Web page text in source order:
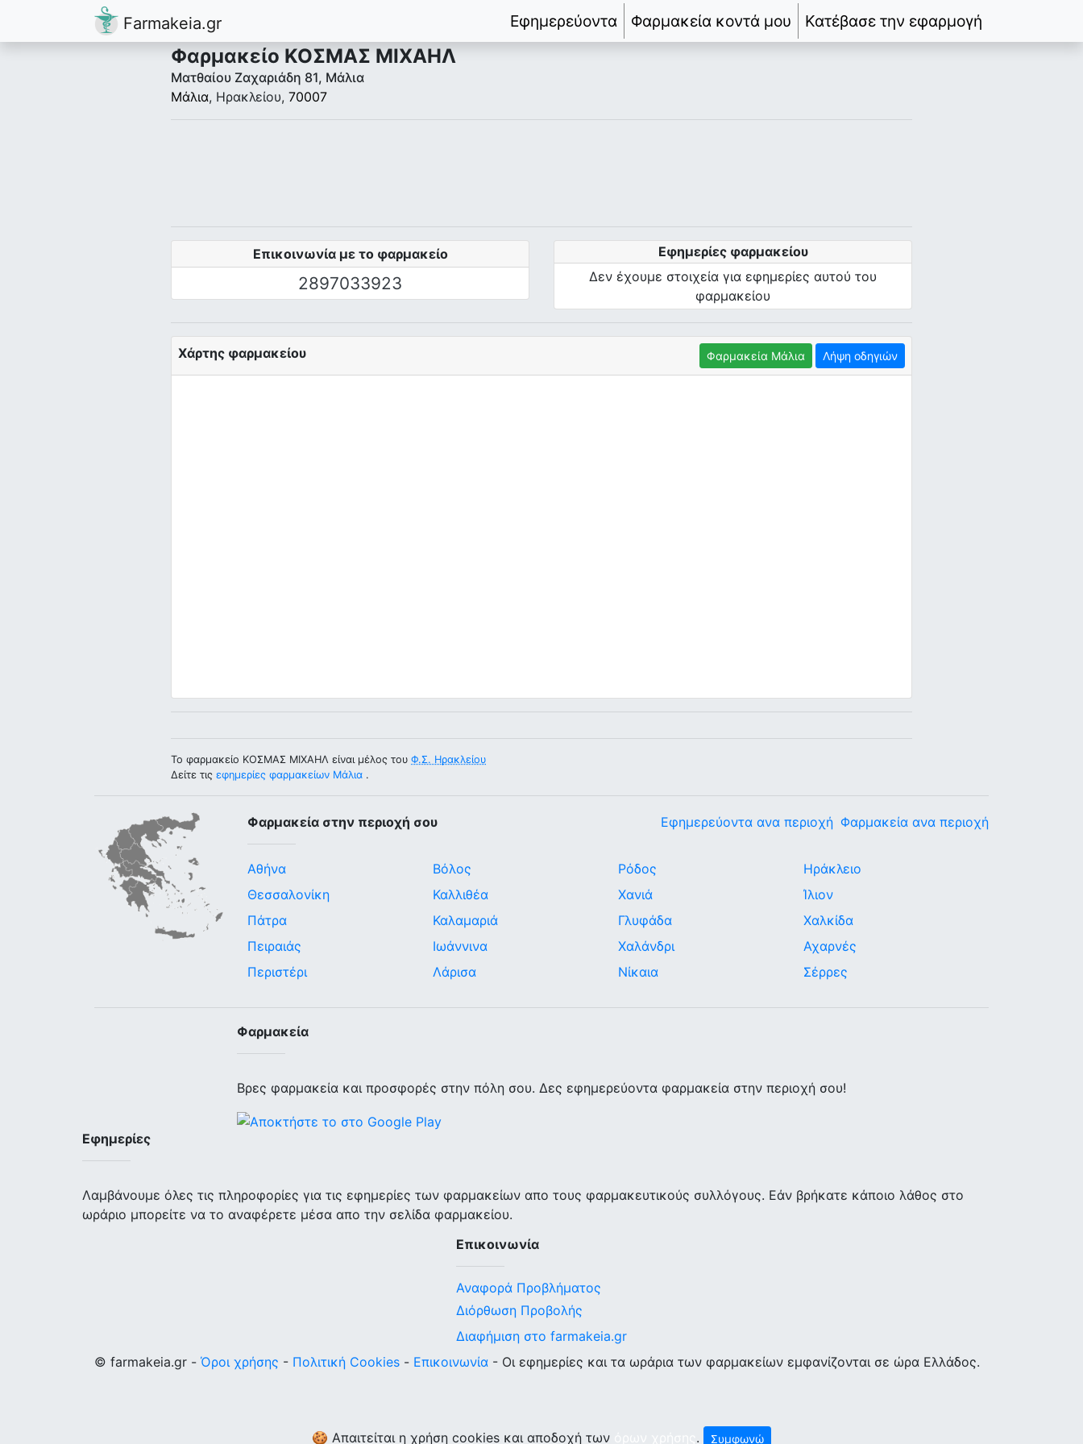
Farmakeia.gr Εφημερεύοντα Φαρμακεία κοντά μου Κατέβασε την εφαρμογή
Φαρμακείο ΚΟΣΜΑΣ ΜΙΧΑΗΛ
Ματθαίου Ζαχαριάδη 81, Μάλια
Μάλια, Ηρακλείου, 70007
Επικοινωνία με το φαρμακείο
2897033923
Εφημερίες φαρμακείου
Δεν έχουμε στοιχεία για εφημερίες αυτού του
φαρμακείου
Χάρτης φαρμακείου Φαρμακεία Μάλια Λήψη οδηγιών
Το φαρμακείο ΚΟΣΜΑΣ ΜΙΧΑΗΛ είναι μέλος του Φ.Σ. Ηρακλείου
Δείτε τις εφημερίες φαρμακείων Μάλια .
Φαρμακεία στην περιοχή σου Φαρμακεία ανα περιοχή
Εφημερεύοντα ανα περιοχή
Αθήνα
Θεσσαλονίκη
Πάτρα
Πειραιάς
Περιστέρι
Βόλος
Καλλιθέα
Καλαμαριά
Ιωάννινα
Λάρισα
Ρόδος
Χανιά
Γλυφάδα
Χαλάνδρι
Νίκαια
Ηράκλειο
Ίλιον
Χαλκίδα
Αχαρνές
Σέρρες
Φαρμακεία
Βρες φαρμακεία και προσφορές στην πόλη σου. Δες εφημερεύοντα φαρμακεία στην περιοχή σου!
Εφημερίες
Λαμβάνουμε όλες τις πληροφορίες για τις εφημερίες των φαρμακείων απο τους φαρμακευτικούς συλλόγους. Εάν βρήκατε κάποιο λάθος στο
ωράριο μπορείτε να το αναφέρετε μέσα απο την σελίδα φαρμακείου.
Επικοινωνία
Αναφορά Προβλήματος
Διόρθωση Προβολής
Διαφήμιση στο farmakeia.gr
© farmakeia.gr - Όροι χρήσης - Πολιτική Cookies - Επικοινωνία - Οι εφημερίες και τα ωράρια των φαρμακείων εμφανίζονται σε ώρα Ελλάδος.
🍪 Απαιτείται η χρήση cookies και αποδοχή των . Συμφωνώ